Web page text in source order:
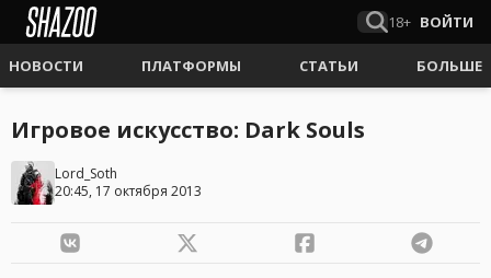
18+ ВОЙТИ
НОВОСТИ ПЛАТФОРМЫ СТАТЬИ БОЛЬШЕ
Игровое искусство: Dark Souls
Lord_Soth
20:45, 17 октября 2013